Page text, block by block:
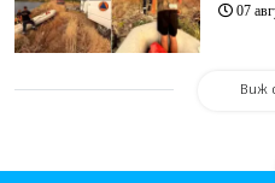
07
Виж